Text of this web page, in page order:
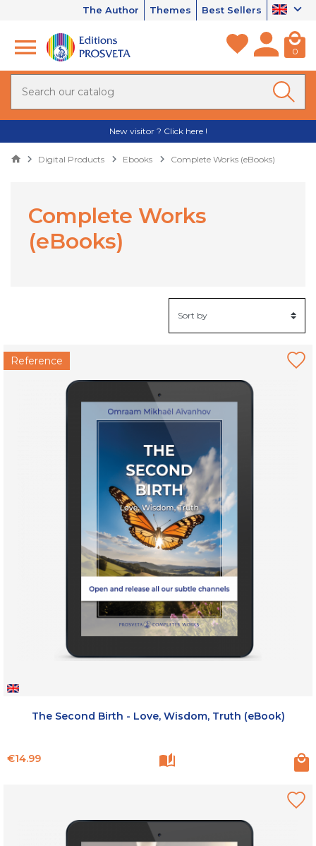
The Author Themes Best Sellers
0
New visitor ? Click here !
Digital Products Ebooks Complete Works (eBooks)
Complete Works
(eBooks)
Reference
The Second Birth - Love, Wisdom, Truth (eBook)
Price
€14.99